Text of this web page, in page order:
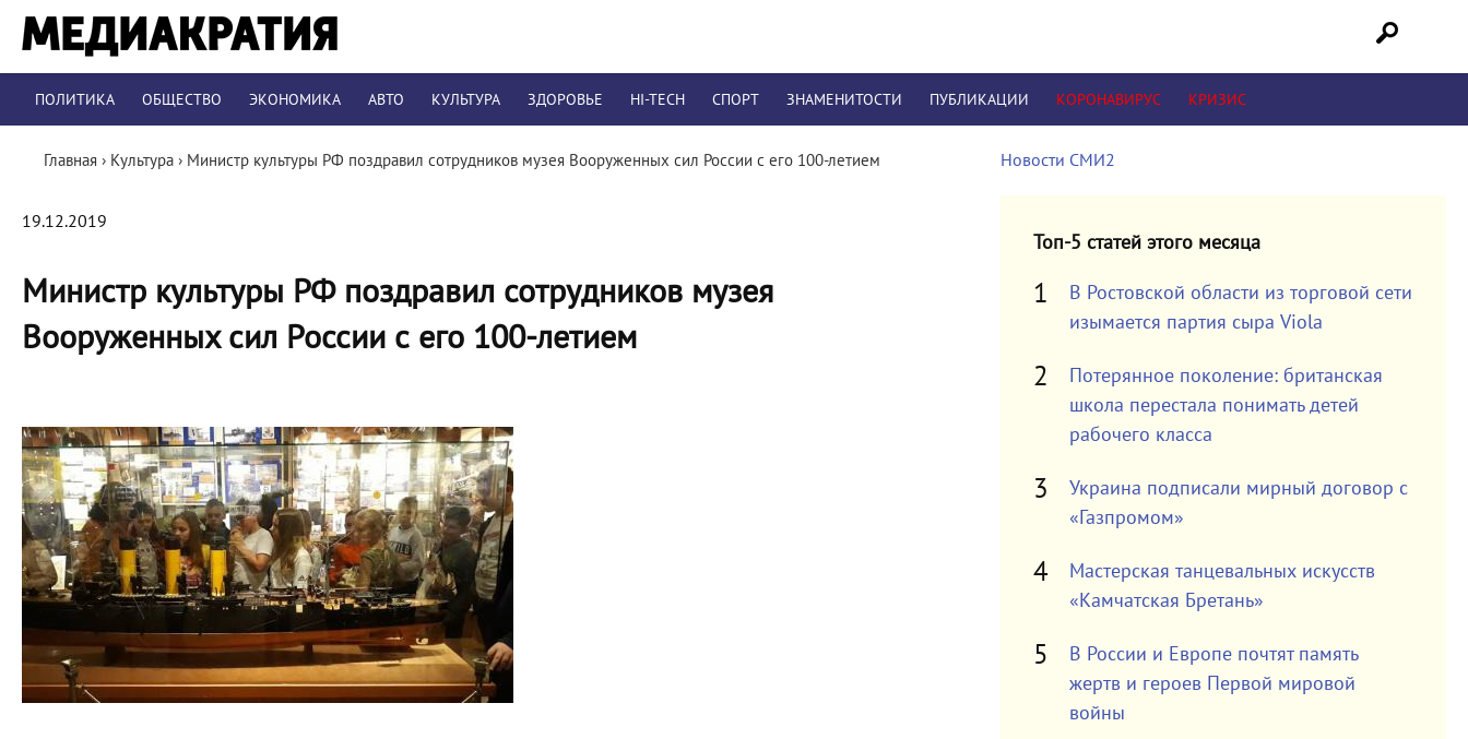
ПОЛИТИКА ОБЩЕСТВО ЭКОНОМИКА АВТО КУЛЬТУРА ЗДОРОВЬЕ HI-TECH СПОРТ ЗНАМЕНИТОСТИ ПУБЛИКАЦИИ КОРОНАВИРУС КРИЗИС
Главная › Культура › Министр культуры РФ поздравил сотрудников музея Вооруженных сил России с его 100-летием
19.12.2019
Министр культуры РФ поздравил сотрудников музея
Вооруженных сил России с его 100-летием
Новости СМИ2
Топ-5 статей этого месяца
В Ростовской области из торговой сети
изымается партия сыра Viola
Потерянное поколение: британская
школа перестала понимать детей
рабочего класса
Украина подписали мирный договор с
«Газпромом»
Мастерская танцевальных искусств
«Камчатская Бретань»
В России и Европе почтят память
жертв и героев Первой мировой
войны